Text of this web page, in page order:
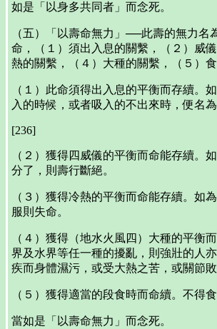
如是「以身多共同者」而念死。
（五）「以壽命無力」──此壽的無力名
命，（１）須出入息的關繫，（２）威
熱的關繫，（４）大種的關繫，（５）食
（１）此命須得出入息的平衡而存續。
入的時候，或者吸入的不出來時，便名為
[236]
（２）獲得四威儀的平衡而命能存續。
分了，則壽行斷絕。
（３）獲得冷熱的平衡而命能存續。如
服則失命。
（４）獲得（地水火風四）大種的平衡
界及水界等任一種的擾亂，則強壯的人
疾而身體濕污，或受大熱之苦，或關節敗
（５）獲得適當的段食時而命續。不得
當如是「以壽命無力」而念死。